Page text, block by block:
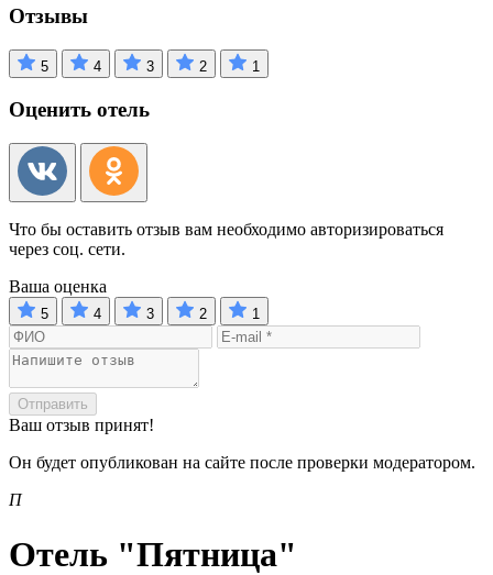
Отзывы
5 4 3 2 1
Оценить отель
Что бы оставить отзыв вам необходимо авторизироваться
через соц. сети.
Ваша оценка
5 4 3 2 1
Отправить
Ваш отзыв принят!
Он будет опубликован на сайте после проверки модератором.
П
Отель "Пятница"